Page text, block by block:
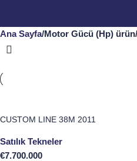
Ana Sayfa Motor Gücü (Hp) ürün
CUSTOM LINE 38M 2011
Satılık Tekneler
€7.700.000